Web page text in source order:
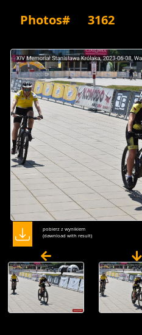
Photos# 3162
pobierz z wynikiem
(dawnload with result)